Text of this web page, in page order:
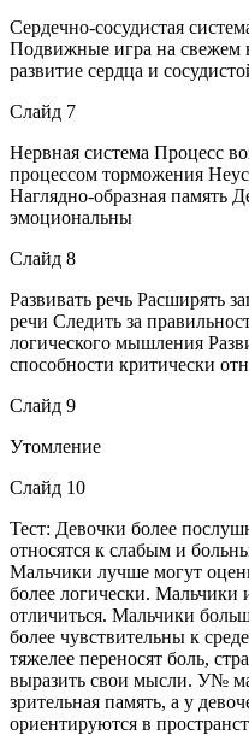
Сердечно-сосудистая
Подвижные игра на свежем
развитие сердца и
Слайд 7
Нервная система Процесс
процессом торможения
Наглядно-образная память
эмоциональны
Слайд 8
Развивать речь Расширять
речи Следить за
логического мышления
способности критически
Слайд 9
Утомление
Слайд 10
Тест: Девочки более
относятся к слабым и
Мальчики лучше могут
более логически.
отличиться. Мальчики
более чувствительны к
тяжелее переносят боль,
выразить свои мысли. У№
зрительная память, а у
ориентируются в